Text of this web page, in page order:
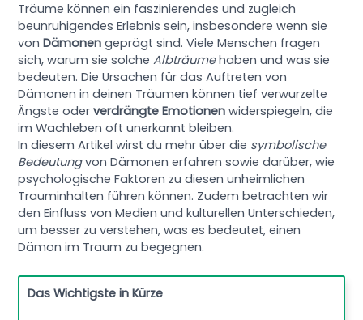
Träume können ein faszinierendes und zugleich
beunruhigendes Erlebnis sein, insbesondere wenn sie
vonDämonen geprägt sind. Viele Menschen fragen
sich, warum sie solcheAlbträumehaben und was sie
bedeuten. Die Ursachen für das Auftreten von
Dämonen in deinen Träumen können tief verwurzelte
Ängste oderverdrängte Emotionen widerspiegeln, die
im Wachleben oft unerkannt bleiben.
In diesem Artikel wirst du mehr über die symbolische
Bedeutungvon Dämonen erfahren sowie darüber, wie
psychologische Faktoren zu diesen unheimlichen
Trauminhalten führen können. Zudem betrachten wir
den Einfluss von Medien und kulturellen Unterschieden,
um besser zu verstehen, was es bedeutet, einen
Dämon im Traum zu begegnen.
Das Wichtigste in Kürze